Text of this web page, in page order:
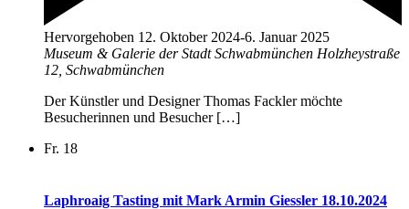
Hervorgehoben 12. Oktober 2024-6. Januar 2025
Museum & Galerie der Stadt Schwabmünchen Holzheystraße
12, Schwabmünchen
Der Künstler und Designer Thomas Fackler möchte
Besucherinnen und Besucher […]
Fr. 18
Laphroaig Tasting mit Mark Armin Giessler 18.10.2024